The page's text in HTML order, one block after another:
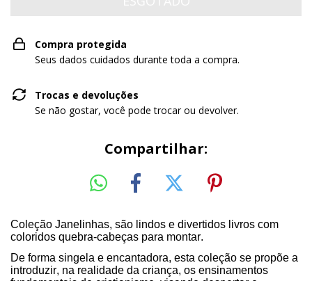
Compra protegida
Seus dados cuidados durante toda a compra.
Trocas e devoluções
Se não gostar, você pode trocar ou devolver.
Compartilhar:
Coleção Janelinhas, são lindos e divertidos livros com
coloridos quebra-cabeças para montar.
De forma singela e encantadora, esta coleção se propõe a
introduzir, na realidade da criança, os ensinamentos